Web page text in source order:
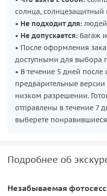
солнца, солнцезащитный
• Не подходит для: людей
• Не допускается: багаж
• После оформления
доступными для выбора
• В течение 5 дней после
предварительные
низком разрешении.
отправлены в течение 7
выберете
Подробнее об
Незабываемая